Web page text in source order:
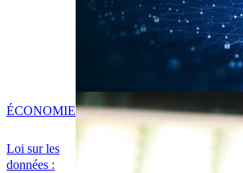
Loi sur les
données :
ÉCONOMIE